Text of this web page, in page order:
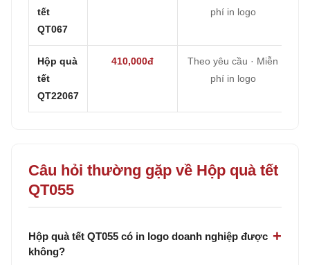
tết
QT067
phí in logo
Hộp quà
tết
QT22067
410,000đ
Theo yêu cầu · Miễn
phí in logo
Câu hỏi thường gặp về Hộp quà tết
QT055
Hộp quà tết QT055 có in logo doanh nghiệp được
không?